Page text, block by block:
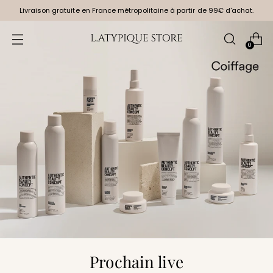
Livraison gratuite en France métropolitaine à partir de 99€ d'achat.
0
Prochain live